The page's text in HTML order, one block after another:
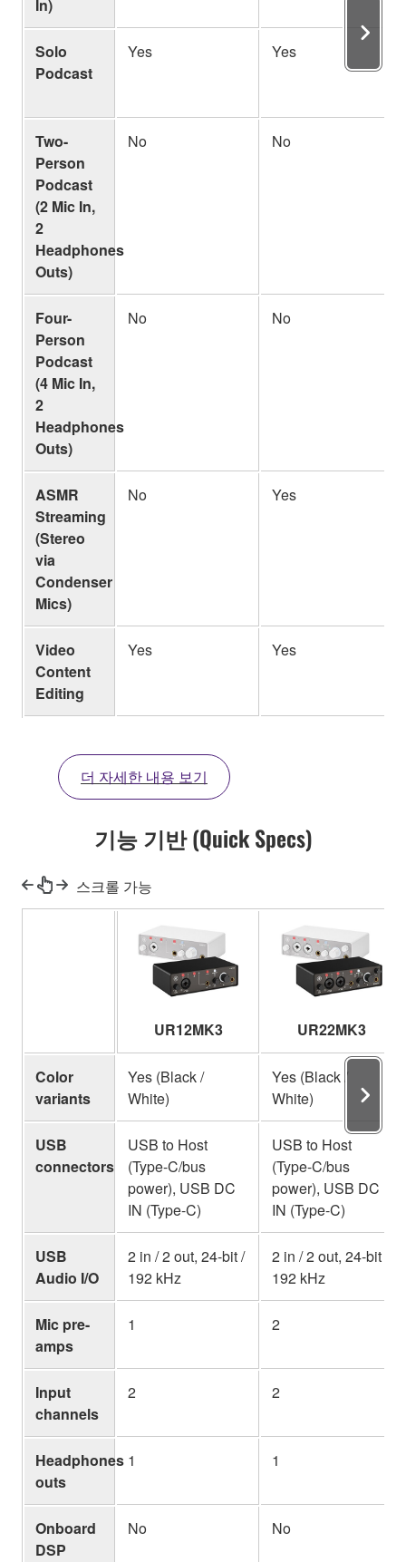
In)
Solo
Podcast
Yes Yes
Two-
Person
Podcast
(2 Mic In,
2
Headphones
Outs)
No No
Four-
Person
Podcast
(4 Mic In,
2
Headphones
Outs)
No No
ASMR
Streaming
(Stereo
via
Condenser
Mics)
No Yes
Video
Content
Editing
Yes Yes
더 자세한 내용 보기
기능 기반 (Quick Specs)
스크롤 가능
UR12MK3 UR22MK3
Color
variants
Yes (Black /
White)
Yes (Black /
White)
USB
connectors
USB to Host
(Type-C/bus
power), USB DC
IN (Type-C)
USB to Host
(Type-C/bus
power), USB DC
IN (Type-C)
USB
Audio I/O
2 in / 2 out, 24-bit /
192 kHz
2 in / 2 out, 24-bit /
192 kHz
Mic pre-
amps
1 2
Input
channels
2 2
Headphones
outs
1 1
Onboard
DSP
No No